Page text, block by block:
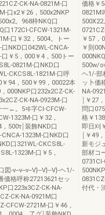
CK-NA-0821M-口
口x2￥26，500x2NKP
。968枠NKQ口
口172Cl-CFCW-1321M-
口￥32，5004。トー
NKD口042WL-CNCA-
￥5，000￥4，500トー
0821M-口NKD口
CKCS8L-1821M-口呼
94，500￥99，00022本
000NKP口232x2CZ-CK-
CK-NA-0923M-口
一←。5ヰ字Cl-CFCW-
1323M-口￥32，
500τ￨装飾NKD口
1323M-口NKD口
口321WL-CKCS8L-
1323M-口￥5，
-v--v--v--V}--V}--V}-ヘ1/-
価格呼称27213621セッ
口223x3CZ-CK-NA-
CK-NA-0921M口
CFCW-2721M-口￥46，
価格￥
0821M
￥57，
￥則
500w/
ヘ1/-部
ッ卜価
NA-
￨￥27
問口
格￥
即日刈
￨￥49
新モジ
部材コ
付代・